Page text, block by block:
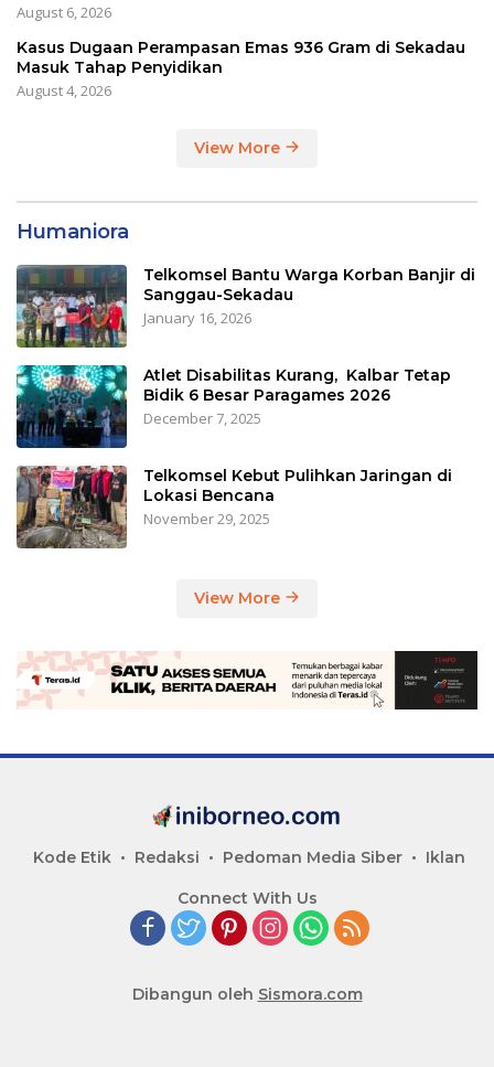
August 6, 2026
Kasus Dugaan Perampasan Emas 936 Gram di Sekadau
Masuk Tahap Penyidikan
August 4, 2026
View More
Humaniora
Telkomsel Bantu Warga Korban Banjir di
Sanggau-Sekadau
January 16, 2026
Atlet Disabilitas Kurang, Kalbar Tetap
Bidik 6 Besar Paragames 2026
December 7, 2025
Telkomsel Kebut Pulihkan Jaringan di
Lokasi Bencana
November 29, 2025
View More
Kode Etik Redaksi Pedoman Media Siber Iklan
Connect With Us
Dibangun oleh Sismora.com